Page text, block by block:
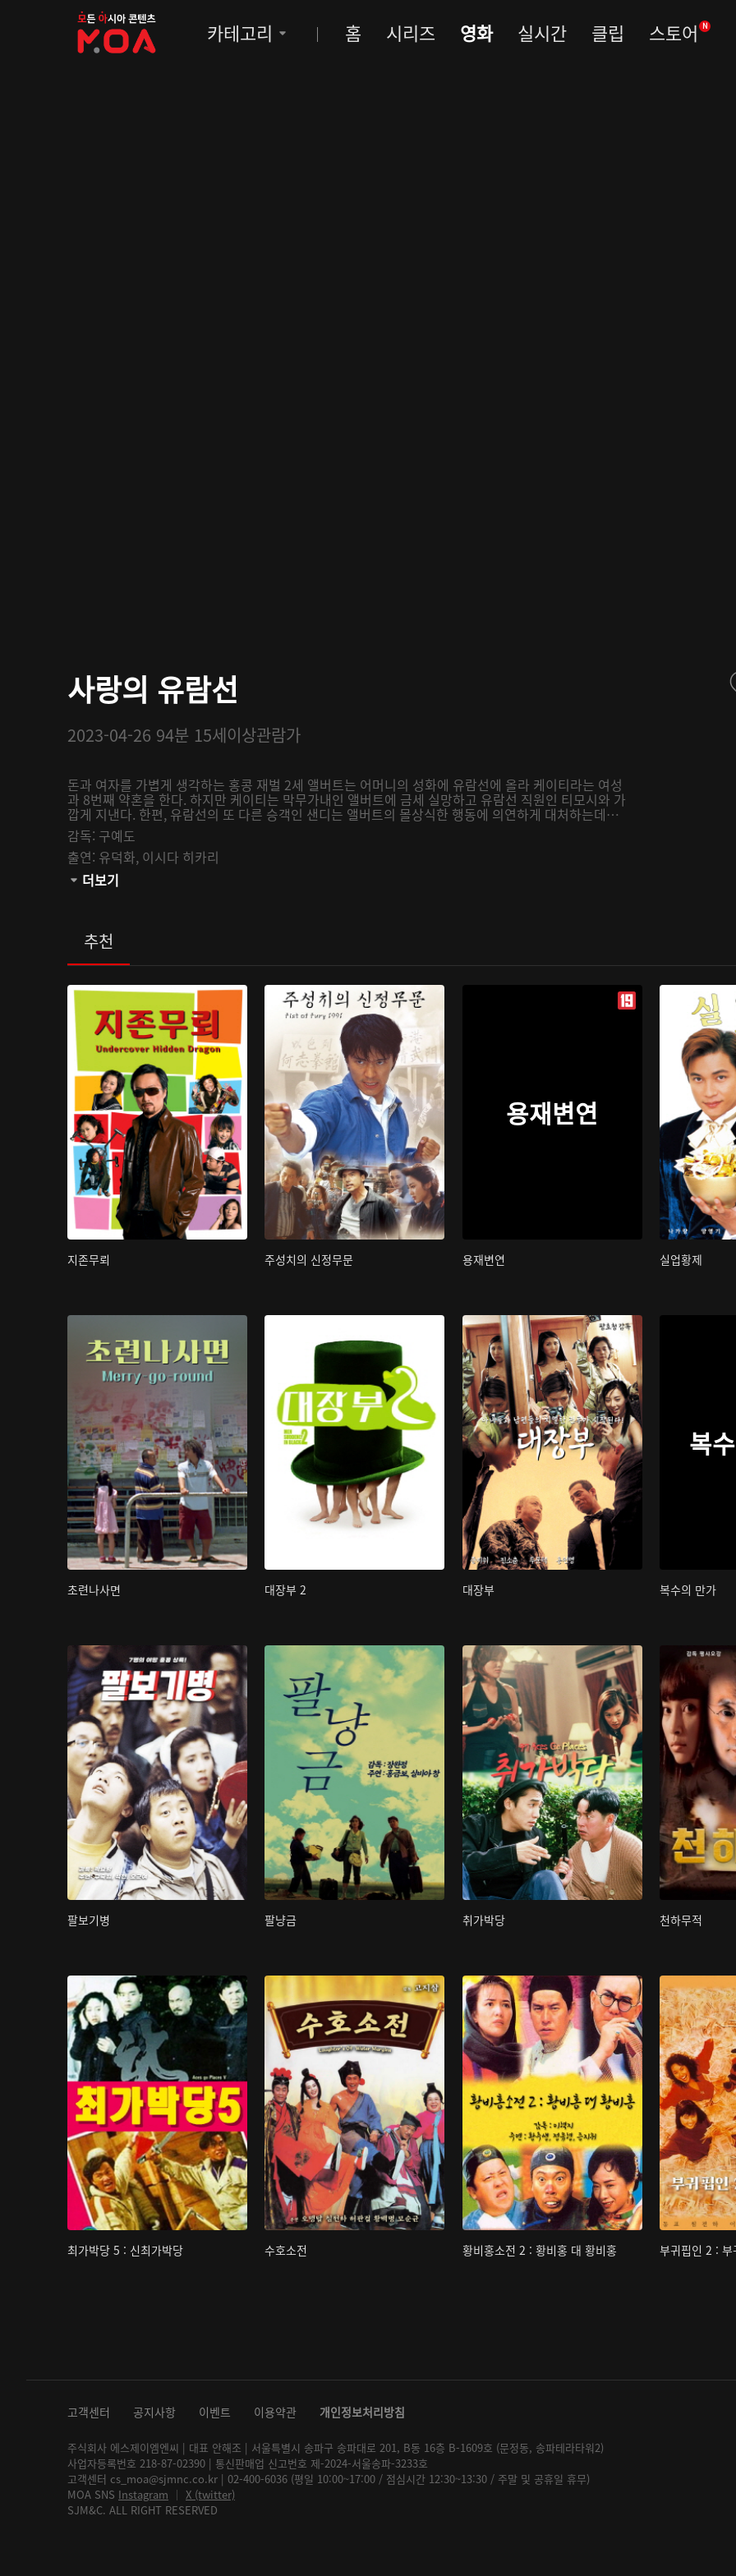
MOA
카테고리 홈 시리즈 영화 실시간 클립 스토어 N
사랑의 유람선
2023-04-26 94분 15세이상관람가
돈과 여자를 가볍게 생각하는 홍콩 재벌 2세 앨버트는 어머니의 성화에 유람선에 올라 케이티라는 여성
과 8번째 약혼을 한다. 하지만 케이티는 막무가내인 앨버트에 금세 실망하고 유람선 직원인 티모시와 가
깝게 지낸다. 한편, 유람선의 또 다른 승객인 샌디는 앨버트의 몰상식한 행동에 의연하게 대처하는데…
감독: 구예도
출연: 유덕화, 이시다 히카리
관람등급:
더보기
추천
지존무뢰 주성치의 신정무문
용재변연
용재변연 실업황제
초련나사면 대장부 2 대장부
복
복수의 만가
팔보기병 팔냥금 취가박당 천하무적
최가박당 5 : 신최가박당 수호소전 황비홍소전 2 : 황비홍 대 황비홍 부귀핍인 2 : 부
고객센터 공지사항 이벤트 이용약관 개인정보처리방침
주식회사 에스제이엠엔씨 | 대표 안해조 | 서울특별시 송파구 송파대로 201, B동 16층 B-1609호 (문정동, 송파테라타워2)
사업자등록번호 218-87-02390 | 통신판매업 신고번호 제-2024-서울송파-3233호
고객센터 cs_moa@sjmnc.co.kr | 02-400-6036 (평일 10:00~17:00 / 점심시간 12:30~13:30 / 주말 및 공휴일 휴무)
MOA SNS Instagram │ X (twitter)
SJM&C. ALL RIGHT RESERVED